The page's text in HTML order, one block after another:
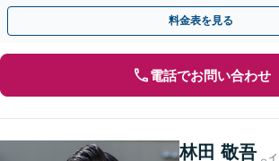
知識を活かし、事業者さまの抱える問題を解決へ導
料金表を見る
電話でお問い合わせ
林田 敬吾